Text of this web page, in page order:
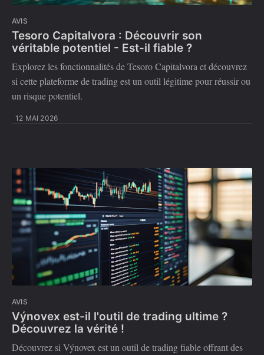
AVIS
Tesoro Capitalvora : Découvrir son
véritable potentiel - Est-il fiable ?
Explorez les fonctionnalités de Tesoro Capitalvora et découvrez
si cette plateforme de trading est un outil légitime pour réussir ou
un risque potentiel.
12 MAI 2026
AVIS
Výnovex est-il l'outil de trading ultime ?
Découvrez la vérité !
Découvrez si Výnovex est un outil de trading fiable offrant des